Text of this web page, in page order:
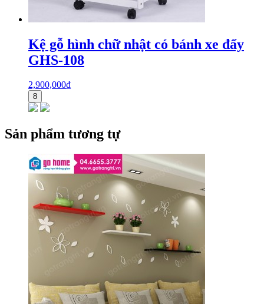
Kệ gỗ hình chữ nhật có bánh xe đẩy
GHS-108
2,900,000₫
8
Sản phẩm tương tự